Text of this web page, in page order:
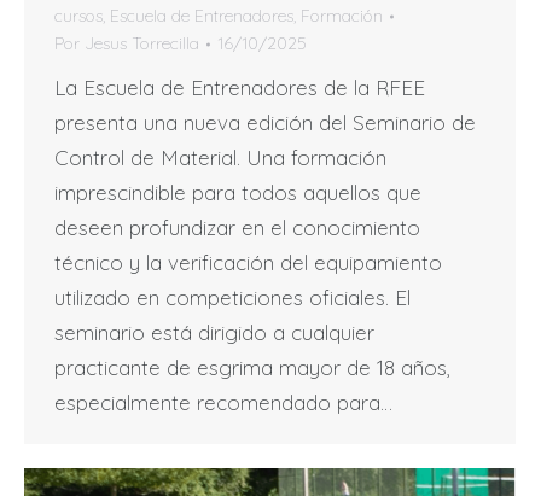
cursos, Escuela de Entrenadores, Formación
Por Jesus Torrecilla 16/10/2025
La Escuela de Entrenadores de la RFEE
presenta una nueva edición del Seminario de
Control de Material. Una formación
imprescindible para todos aquellos que
deseen profundizar en el conocimiento
técnico y la verificación del equipamiento
utilizado en competiciones oficiales. El
seminario está dirigido a cualquier
practicante de esgrima mayor de 18 años,
especialmente recomendado para…